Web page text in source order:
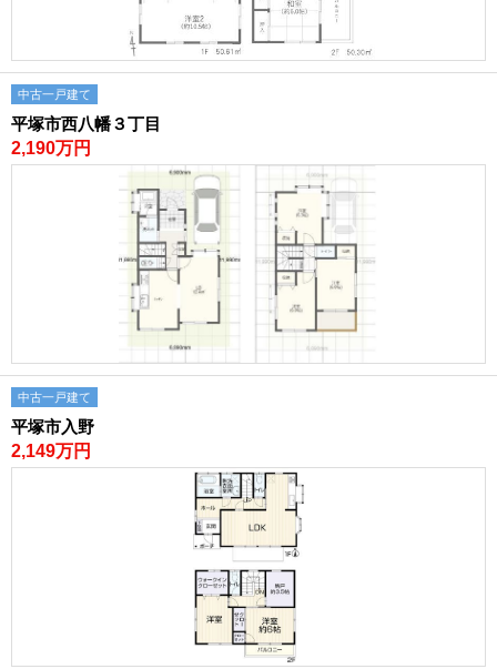
中古一戸建て
平塚市西八幡３丁目
2,190万円
中古一戸建て
平塚市入野
2,149万円